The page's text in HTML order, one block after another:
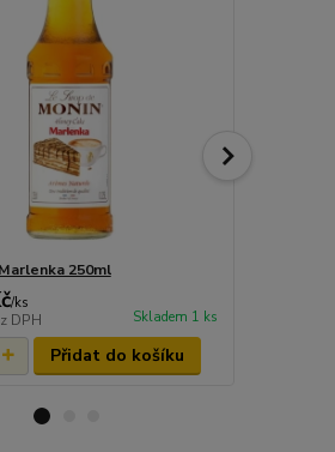
250ml
/ks
DPH Skladem 1 ks
Přidat do košíku